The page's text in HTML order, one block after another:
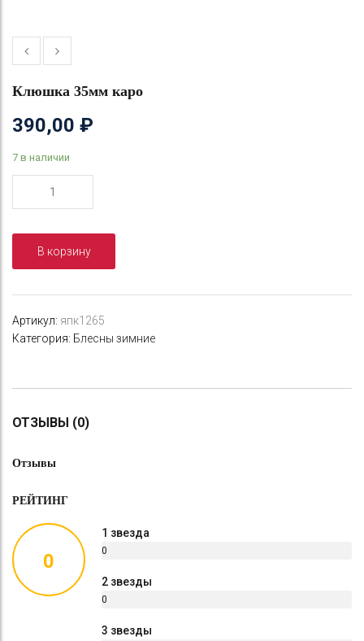
Клюшка 35мм каро
390,00 ₽
7 в наличии
35мм
В корзину
Артикул: япк1265
Категория: Блесны зимние
ОТЗЫВЫ (0)
Отзывы
РЕЙТИНГ
0
1 звезда
0
2 звезды
0
3 звезды